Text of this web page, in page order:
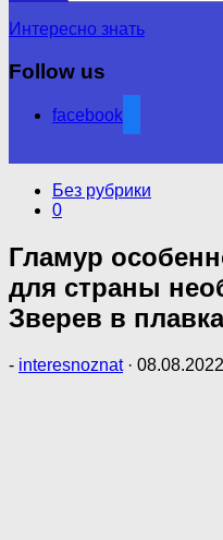
Интересно знать
Follow us
facebook
Без рубрики
0
Гламур
для страны
Зверев в
- interesnoznat · 08.08.2022